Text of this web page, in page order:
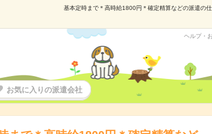
基本定時まで＊高時給1800円＊確定精算などの派遣の
ヘルプ・
お気に入りの派遣会社